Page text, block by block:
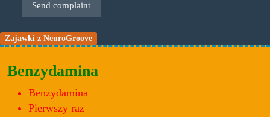
Send complaint
Zajawki z NeuroGroove
Benzydamina
Benzydamina
Pierwszy raz